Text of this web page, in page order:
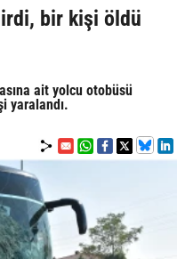
bir kişi öldü
ait yolcu otobüsü
yaralandı.